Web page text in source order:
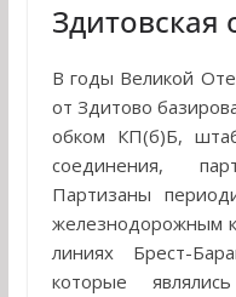
Здитовская
В годы Великой
от Здитово
обком КП(б)Б, штаб
соединения,
Партизаны
железнодорожным
линиях Брест-
которые